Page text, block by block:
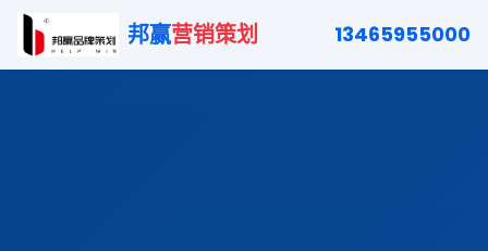
邦赢营销策划 13465955000